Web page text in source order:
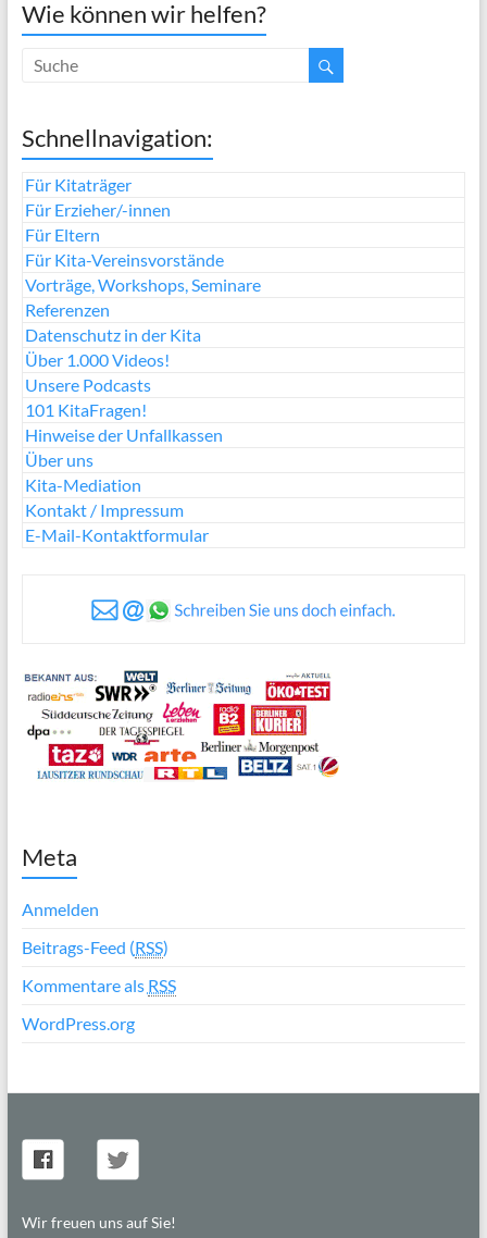
Wie können wir helfen?
Schnellnavigation:
Für Kitaträger
Für Erzieher/-innen
Für Eltern
Für Kita-Vereinsvorstände
Vorträge, Workshops, Seminare
Referenzen
Datenschutz in der Kita
Über 1.000 Videos!
Unsere Podcasts
101 KitaFragen!
Hinweise der Unfallkassen
Über uns
Kita-Mediation
Kontakt / Impressum
E-Mail-Kontaktformular
Meta
Anmelden
Beitrags-Feed (RSS)
Kommentare als RSS
WordPress.org
Wir freuen uns auf Sie!